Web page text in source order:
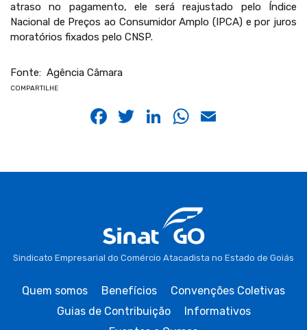
atraso no pagamento, ele será reajustado pelo Índice
Nacional de Preços ao Consumidor Amplo (IPCA) e por juros
moratórios fixados pelo CNSP.
Fonte: Agência Câmara
COMPARTILHE
Facebook
Twitter
LinkedIn
WhatsApp
Sindicato Empresarial do Comércio Atacadista no Estado de Goiás
Quem somos Benefícios
Convenções Coletivas
Guias de Contribuição
Informativos